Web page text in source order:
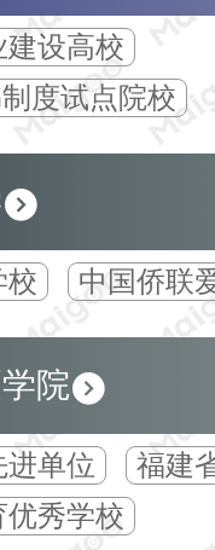
设高校
度试点院校
校 中国侨联
院
单位
福建
秀学校